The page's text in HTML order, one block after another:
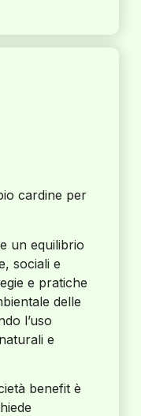
cardine per
un equilibrio
sociali e
e pratiche
delle
l’uso
e
benefit è